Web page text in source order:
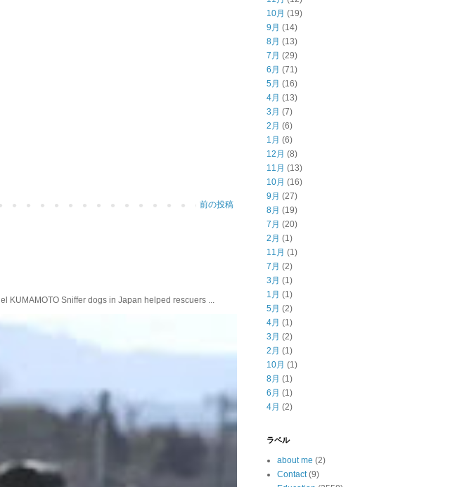
前の投稿
KUMAMOTO Sniffer dogs in Japan helped rescuers ...
10月 (19)
9月 (14)
8月 (13)
7月 (29)
6月 (71)
5月 (16)
4月 (13)
3月 (7)
2月 (6)
1月 (6)
12月 (8)
11月 (13)
10月 (16)
9月 (27)
8月 (19)
7月 (20)
2月 (1)
11月 (1)
7月 (2)
3月 (1)
1月 (1)
5月 (2)
4月 (1)
3月 (2)
2月 (1)
10月 (1)
8月 (1)
6月 (1)
4月 (2)
ラベル
about me (2)
Contact (9)